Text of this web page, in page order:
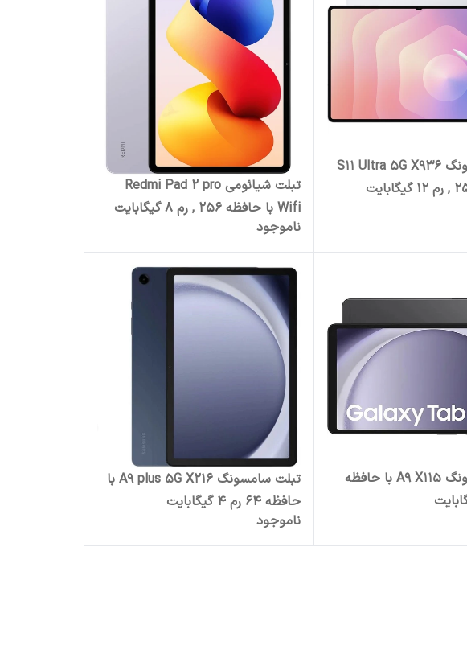
تبلت سامسونگ S11 Ultra 5G X936
تبلت شیائومی Redmi Pad 2 pro
Wifi با حافظه 256 , رم 8 گیگابایت
12.1 اینچ
ناموجود
تبلت سامسونگ A9 X115 با حافظه
تبلت سامسونگ A9 plus 5G X216 با
حافظه 64 رم 4 گیگابایت
ناموجود